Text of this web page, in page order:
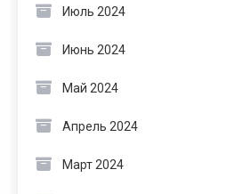
Июль 2024
Июнь 2024
Май 2024
Апрель 2024
Март 2024